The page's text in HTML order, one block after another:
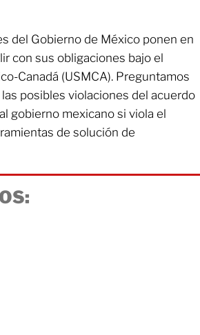
del Gobierno de México ponen en
con sus obligaciones bajo el
Canadá (USMCA). Preguntamos
posibles violaciones del acuerdo
gobierno mexicano si viola el
de solución de